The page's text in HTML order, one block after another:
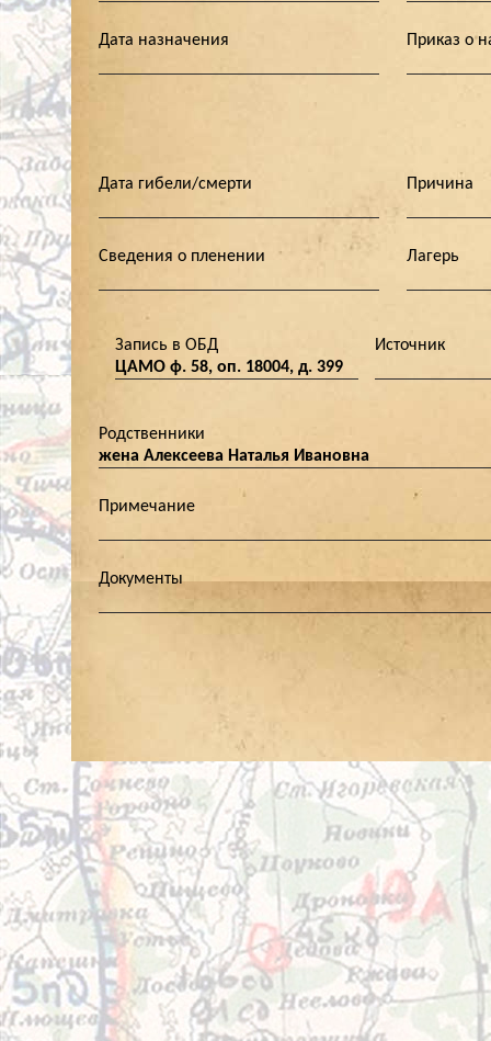
Дата назначения Приказ о
Дата гибели/смерти Причина
Сведения о пленении Лагерь
Запись в ОБД
ЦАМО ф. 58, оп. 18004, д. 399
Источник
Родственники
жена Алексеева Наталья Ивановна
Примечание
Документы